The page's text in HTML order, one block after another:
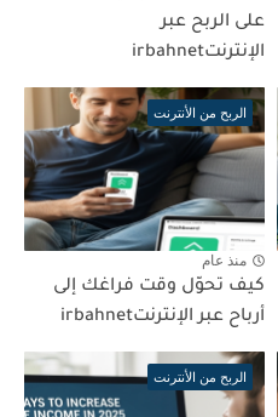
على الربح عبر
الإنترنتirbahnet
الربح من الأنترنت
منذ عام
كيف تحوّل وقت فراغك إلى
أرباح عبر الإنترنتirbahnet
الربح من الأنترنت